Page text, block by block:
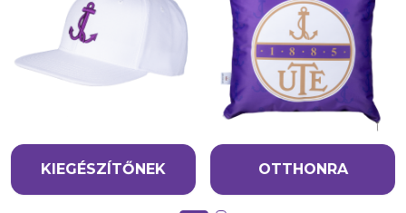
KIEGÉSZÍTŐNEK OTTHONRA